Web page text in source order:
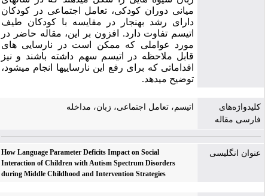
میانی دوران کودکی، تعامل اجتماعی در کودکان
دارای رشد بهنجار در مقایسه با کودکان طیف
اتیسم تفاوت دارد. افزون بر این، مقاله حاضر در
مورد عواملی که ممکن است در نارسایی ­های
قابل ­ملاحظه در اتیسم سهم داشته باشند و نیز
اقداماتی که برای رفع این نارسایی­ها انجام می­شود،
توضیح می­دهد.
کلیدواژه‌های
فارسی مقاله
اتیسم، تعامل اجتماعی، زبان، مداخله
عنوان انگلیسی
How Language Parameter Deficits Impact on Social
Interaction of Children with Autism Spectrum Disorders
during Middle Childhood and Intervention Strategies